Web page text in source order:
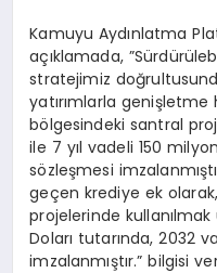
Kamuyu Aydınlatma
açıklamada,
stratejimiz
yatırımlarla
bölgesindeki santral
ile 7 yıl vadeli 150
sözleşmesi
geçen krediye ek
projelerinde
Doları tutarında, 2032
imzalanmıştır.” bilgisi